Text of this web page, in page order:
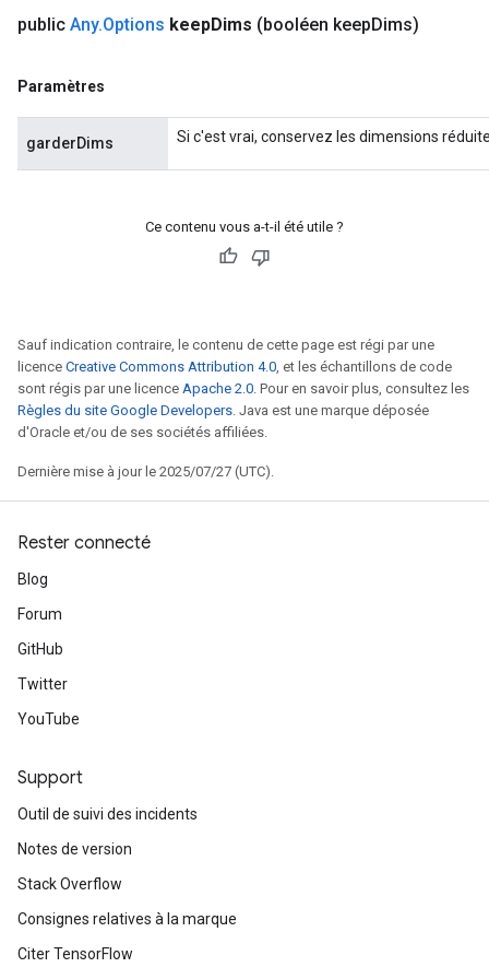
public Any.Options keepDims (booléen keepDims)
Paramètres
garderDims Si c'est vrai, conservez les dimensions
Ce contenu vous a-t-il été utile ?
Sauf indication contraire, le contenu de cette page est régi par une
licence Creative Commons Attribution 4.0, et les échantillons de code
sont régis par une licence Apache 2.0. Pour en savoir plus, consultez les
Règles du site Google Developers. Java est une marque déposée
d'Oracle et/ou de ses sociétés affiliées.
Dernière mise à jour le 2025/07/27 (UTC).
Rester connecté
Blog
Forum
GitHub
Twitter
YouTube
Support
Outil de suivi des incidents
Notes de version
Stack Overflow
Consignes relatives à la marque
Citer TensorFlow